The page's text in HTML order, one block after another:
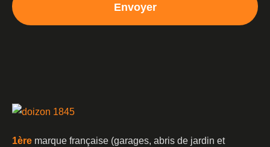
Envoyer
1ère marque française (garages, abris de jardin et